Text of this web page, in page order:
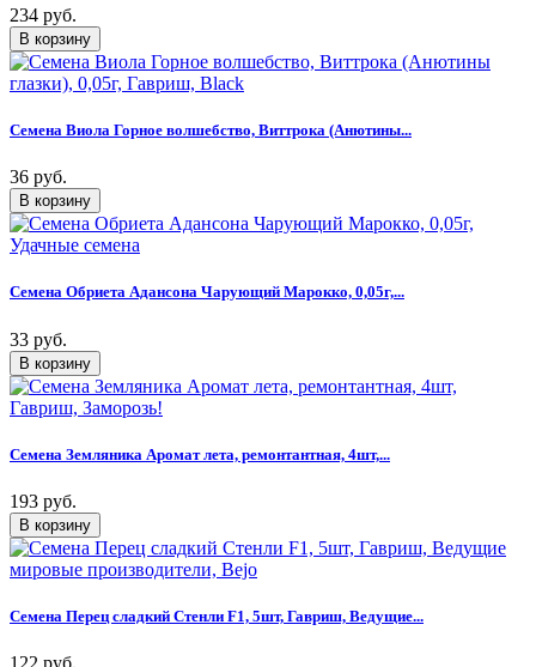
234 руб.
Семена Виола Горное волшебство, Виттрока (Анютины...
36 руб.
Семена Обриета Адансона Чарующий Марокко, 0,05г,...
33 руб.
Семена Земляника Аромат лета, ремонтантная, 4шт,...
193 руб.
Семена Перец сладкий Стенли F1, 5шт, Гавриш, Ведущие...